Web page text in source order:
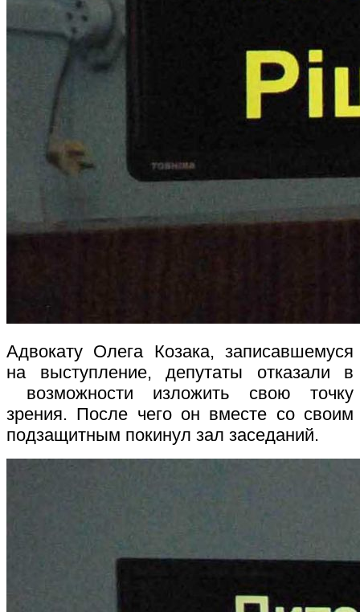
Адвокату Олега Козака, записавшемуся
на выступление, депутаты отказали в
возможности изложить свою точку
зрения. После чего он вместе со своим
подзащитным покинул зал заседаний.